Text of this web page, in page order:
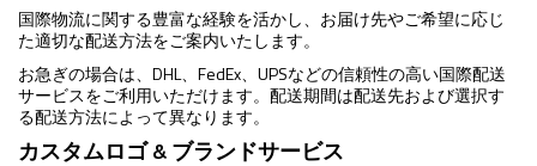
国際物流に関する豊富な経験を活かし、お届け先やご希望に応じ
た適切な配送方法をご案内いたします。
お急ぎの場合は、DHL、FedEx、UPSなどの信頼性の高い国際配送
サービスをご利用いただけます。配送期間は配送先および選択す
る配送方法によって異なります。
カスタムロゴ & ブランドサービス